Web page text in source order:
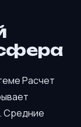
Расчет
Средние